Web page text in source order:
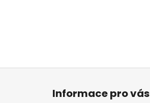
Z
Informace pro vás